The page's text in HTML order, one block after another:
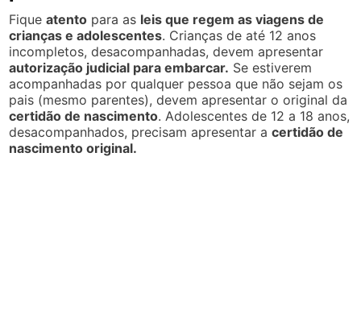
Fiqueatento para as leis que regem as viagens de
crianças e adolescentes. Crianças de até 12 anos
incompletos, desacompanhadas, devem apresentar
autorização judicial para embarcar. Se estiverem
acompanhadas por qualquer pessoa que não sejam os
pais (mesmo parentes), devem apresentar o original da
certidão de nascimento. Adolescentes de 12 a 18 anos,
desacompanhados, precisam apresentar acertidão de
nascimento original.